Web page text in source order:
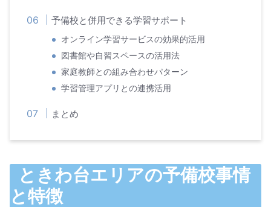
予備校と併用できる学習サポート
オンライン学習サービスの効果的活用
図書館や自習スペースの活用法
家庭教師との組み合わせパターン
学習管理アプリとの連携活用
まとめ
ときわ台エリアの予備校事情
と特徴